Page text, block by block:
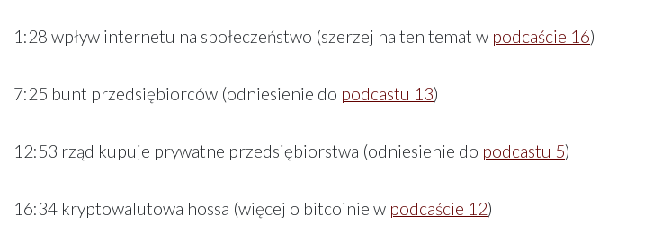
1:28 wpływ internetu na społeczeństwo (szerzej na ten temat w podcaście 16)
7:25 bunt przedsiębiorców (odniesienie do podcastu 13)
12:53 rząd kupuje prywatne przedsiębiorstwa (odniesienie do podcastu 5)
16:34 kryptowalutowa hossa (więcej o bitcoinie w podcaście 12)